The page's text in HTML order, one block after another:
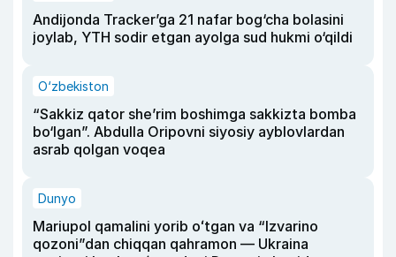
Andijonda Tracker’ga 21 nafar bog‘cha bolasini
joylab, YTH sodir etgan ayolga sud hukmi o‘qildi
O‘zbekiston
“Sakkiz qator she’rim boshimga sakkizta bomba
bo‘lgan”. Abdulla Oripovni siyosiy ayblovlardan
asrab qolgan voqea
Dunyo
Mariupol qamalini yorib oʻtgan va “Izvarino
qozoni”dan chiqqan qahramon — Ukraina